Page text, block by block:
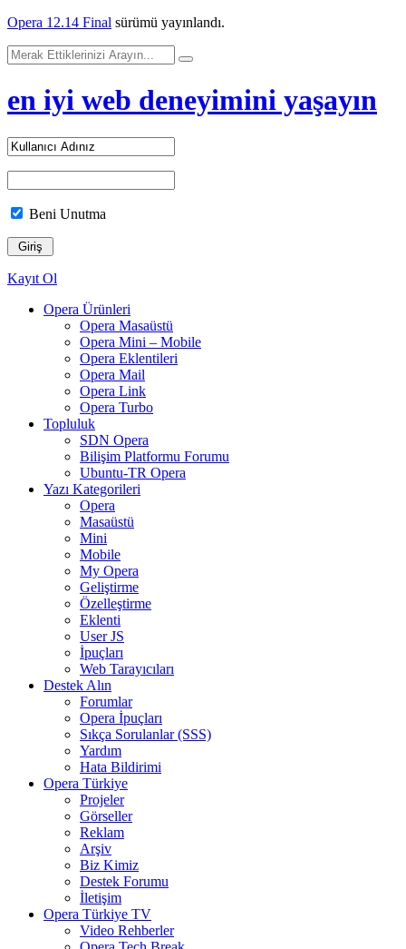
Opera 12.14 Final sürümü yayınlandı.
en iyi web deneyimini yaşayın
Beni Unutma
Kayıt Ol
Opera Ürünleri
Opera Masaüstü
Opera Mini – Mobile
Opera Eklentileri
Opera Mail
Opera Link
Opera Turbo
Topluluk
SDN Opera
Bilişim Platformu Forumu
Ubuntu-TR Opera
Yazı Kategorileri
Opera
Masaüstü
Mini
Mobile
My Opera
Geliştirme
Özelleştirme
Eklenti
User JS
İpuçları
Web Tarayıcıları
Destek Alın
Forumlar
Opera İpuçları
Sıkça Sorulanlar (SSS)
Yardım
Hata Bildirimi
Opera Türkiye
Projeler
Görseller
Reklam
Arşiv
Biz Kimiz
Destek Forumu
İletişim
Opera Türkiye TV
Video Rehberler